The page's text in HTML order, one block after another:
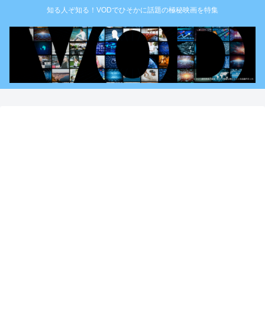
知る人ぞ知る！VODでひそかに話題の極秘映画を特集